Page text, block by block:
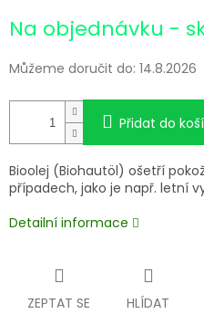
Na objednávku -
Můžeme doručit do: 14.8.2026
Přidat do
Bioolej (Biohautöl) ošetří
případech, jako je např. letní
Detailní informace
ZEPTAT SE HLÍDAT